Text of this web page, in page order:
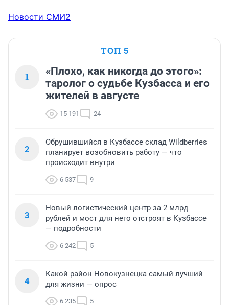
Новости СМИ2
ТОП 5
1
«Плохо, как никогда до этого»:
таролог о судьбе Кузбасса и его
жителей в августе
15 191 24
2
Обрушившийся в Кузбассе склад Wildberries
планирует возобновить работу — что
происходит внутри
6 537 9
3
Новый логистический центр за 2 млрд
рублей и мост для него отстроят в Кузбассе
— подробности
6 242 5
4
Какой район Новокузнецка самый лучший
для жизни — опрос
6 235 5